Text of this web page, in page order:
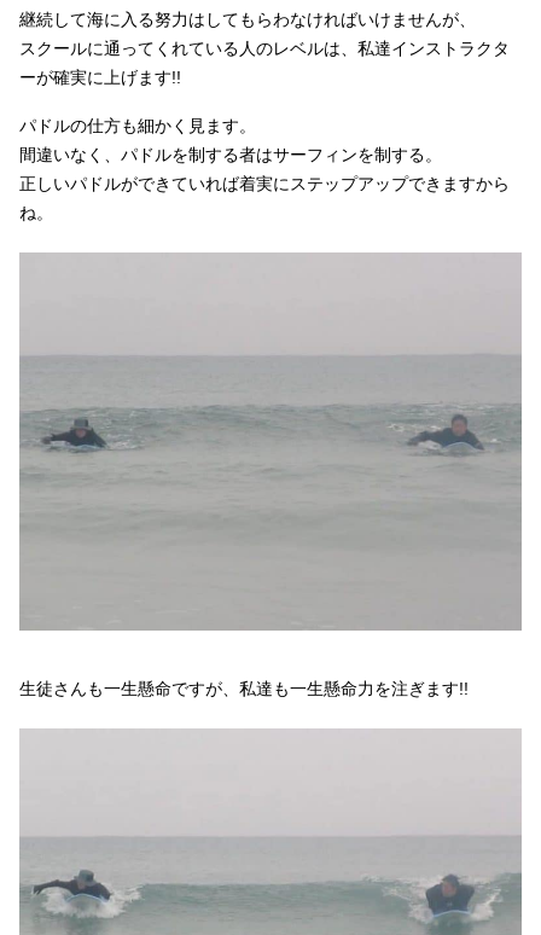
小潮
継続して海に入る努力はしてもらわなければいけませんが、
スクールに通ってくれている人のレベルは、私達インストラクタ
ーが確実に上げます!!
パドルの仕方も細かく見ます。
間違いなく、パドルを制する者はサーフィンを制する。
正しいパドルができていれば着実にステップアップできますから
ね。
生徒さんも一生懸命ですが、私達も一生懸命力を注ぎます!!